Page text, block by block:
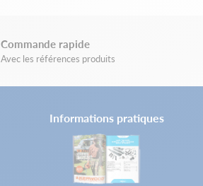
Commande rapide
Avec les références produits
Informations pratiques